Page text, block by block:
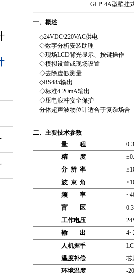
GLP-4A型壁挂
一、概述
◇24VDC\220VAC供电
◇数字分析安装助理
◇现场LCD背光显示、按键操作
◇模拟设置或现场设置
◇去除虚假测量
◇RS485输出
◇标准4-20mA输出
◇压电浪冲安全保护
分体超声波物位计适合于复杂场合
二、主要技术参数
量 程
0-
精 度
分 辨 率
波 束 角
频 率
盲 区
工作电压
输 出
人机握手
温度补偿
芯
环境温度
-